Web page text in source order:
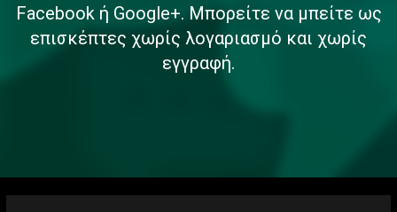
Facebook ή Google+. Μπορείτε να μπείτε ως
επισκέπτες χωρίς λογαριασμό και χωρίς
εγγραφή.